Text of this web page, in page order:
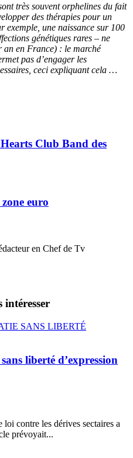
très souvent orphelines du fait
des thérapies pour un
exemple, une naissance sur 100
génétiques rares – ne
an en France) : le marché
pas d’engager les
ceci expliquant cela …
Club Band des
euro
en Chef de Tv
liberté d’expression
contre les dérives sectaires a
prévoyait...